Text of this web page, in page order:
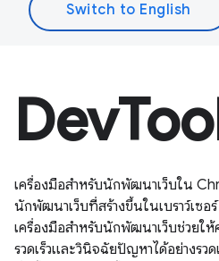
เครื่องมือสำหรับนักพัฒนาเว็บใน
นักพัฒนาเว็บที่สร้างขึ้นในเบราว์เซ
เครื่องมือสำหรับนักพัฒนาเว็บช่วยใ
รวดเร็วและวินิจฉัยปัญหาได้อย่างรว